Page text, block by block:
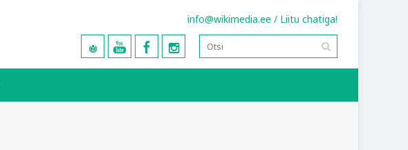
info@wikimedia.ee / Liitu chatiga!